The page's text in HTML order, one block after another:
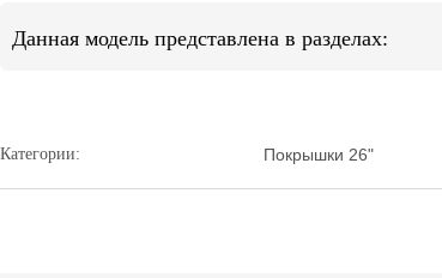
Данная модель представлена в разделах:
Категории: Покрышки 26"